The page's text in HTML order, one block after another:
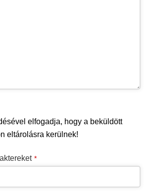
elfogadja, hogy a beküldött
eltárolásra kerülnek!
*